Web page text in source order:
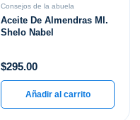
Consejos de la abuela
Aceite De Almendras Ml.
Shelo Nabel
$295.00
Añadir al carrito